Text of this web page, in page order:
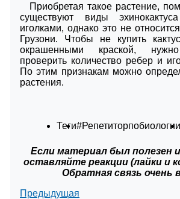
Приобретая такое растение,
существуют виды
иголками, однако это не
Грузони. Чтобы не купить
окрашенными краской, нужно
проверить количество ребер и
По этим признакам можно
растения.
Теги#Репетиторпобиологии
Если материал был полезен
оставляйте реакции (лайки и
Обратная связь очень
Предыдущая